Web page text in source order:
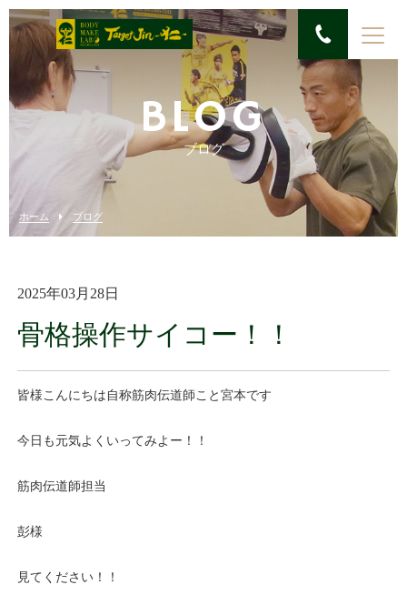
BLOG
ブログ
ホーム ブログ
2025年03月28日
骨格操作サイコー！！
皆様こんにちは自称筋肉伝道師こと宮本です
今日も元気よくいってみよー！！
筋肉伝道師担当
彭様
見てください！！